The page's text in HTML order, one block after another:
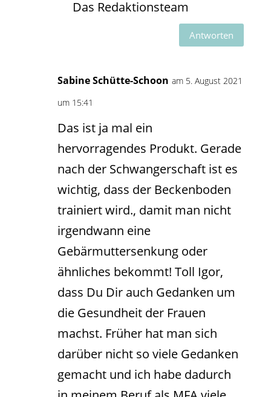
Das Redaktionsteam
Antworten
Sabine Schütte-Schoon am 5. August 2021
um 15:41
Das ist ja mal ein
hervorragendes Produkt. Gerade
nach der Schwangerschaft ist es
wichtig, dass der Beckenboden
trainiert wird., damit man nicht
irgendwann eine
Gebärmuttersenkung oder
ähnliches bekommt! Toll Igor,
dass Du Dir auch Gedanken um
die Gesundheit der Frauen
machst. Früher hat man sich
darüber nicht so viele Gedanken
gemacht und ich habe dadurch